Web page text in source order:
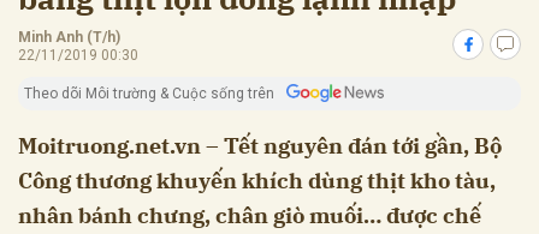
Minh Anh (T/h)
22/11/2019 00:30
Theo dõi Môi trường & Cuộc sống trên
Moitruong.net.vn – Tết nguyên đán tới gần, Bộ
Công thương khuyến khích dùng thịt kho tàu,
nhân bánh chưng, chân giò muối… được chế